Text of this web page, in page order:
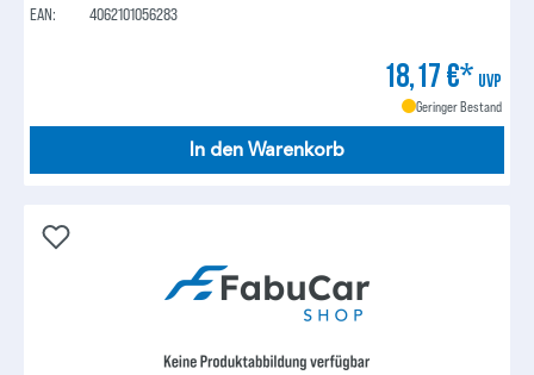
EAN:
4062101056283
18,17 €* UVP
Geringer Bestand
In den Warenkorb